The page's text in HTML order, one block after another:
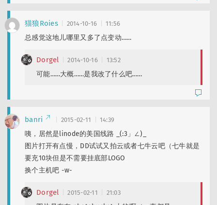
猫狼Roies 2014-10-16 11:56
总感觉这地儿哪里又多了点变动……
Dorgel 2014-10-16 13:52
可能……大概……是我改了什么吧……
banri 2015-02-11 14:39
咦，居然是linode的美国线路 _(:3」∠)_
图片打开有点慢，DD试试又拍云或者七牛云吧（七牛就是
要充10块但是不需要挂底部LOGO
换个主机吧 -w-
Dorgel 2015-02-11 21:03